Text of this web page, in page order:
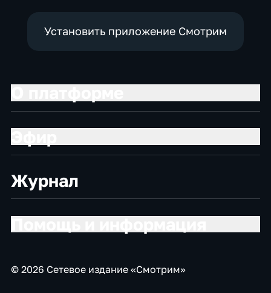
Установить приложение Смотрим
Журнал
© 2026 Сетевое издание «Смотрим»